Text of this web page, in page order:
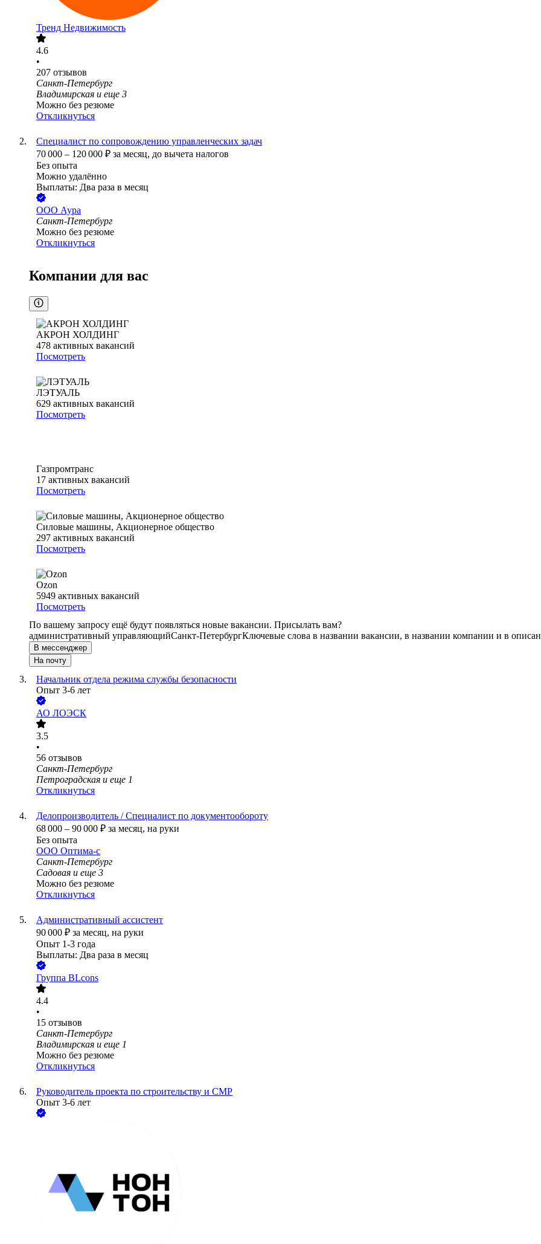
Тренд Недвижимость
4.6
•
207 отзывов
Санкт-Петербург
Владимирская и еще 3
Можно без резюме
Откликнуться
Специалист по сопровождению управленческих задач
70 000 – 120 000 ₽ за месяц, до вычета налогов
Без опыта
Можно удалённо
Выплаты: Два раза в месяц
ООО Аура
Санкт-Петербург
Можно без резюме
Откликнуться
Компании для вас
АКРОН ХОЛДИНГ
478 активных вакансий
Посмотреть
ЛЭТУАЛЬ
629 активных вакансий
Посмотреть
Газпромтранс
17 активных вакансий
Посмотреть
Силовые машины, Акционерное общество
297 активных вакансий
Посмотреть
Ozon
5949 активных вакансий
Посмотреть
По вашему запросу ещё будут появляться новые вакансии. Присылать вам?
административный управляющийСанкт-ПетербургКлючевые слова в названии вакансии, в названии компании и в
В мессенджер
На почту
Начальник отдела режима службы безопасности
Опыт 3-6 лет
АО ЛОЭСК
3.5
•
56 отзывов
Санкт-Петербург
Петроградская и еще 1
Откликнуться
Делопроизводитель / Специалист по документообороту
68 000 – 90 000 ₽ за месяц, на руки
Без опыта
ООО Оптима-с
Санкт-Петербург
Садовая и еще 3
Можно без резюме
Откликнуться
Административный ассистент
90 000 ₽ за месяц, на руки
Опыт 1-3 года
Выплаты: Два раза в месяц
Группа BLcons
4.4
•
15 отзывов
Санкт-Петербург
Владимирская и еще 1
Можно без резюме
Откликнуться
Руководитель проекта по строительству и СМР
Опыт 3-6 лет